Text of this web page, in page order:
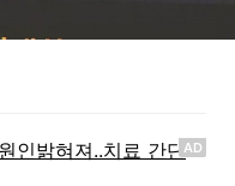
AD